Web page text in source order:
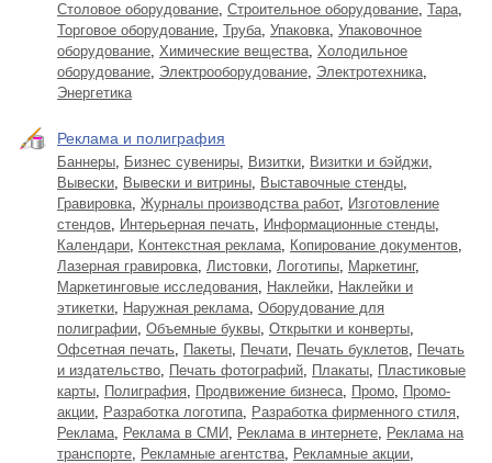
Столовое оборудование, Строительное оборудование, Тара,
Торговое оборудование, Труба, Упаковка, Упаковочное
оборудование, Химические вещества, Холодильное
оборудование, Электрооборудование, Электротехника,
Энергетика
Реклама и полиграфия
Баннеры, Бизнес сувениры, Визитки, Визитки и бэйджи,
Вывески, Вывески и витрины, Выставочные стенды,
Гравировка, Журналы производства работ, Изготовление
стендов, Интерьерная печать, Информационные стенды,
Календари, Контекстная реклама, Копирование документов,
Лазерная гравировка, Листовки, Логотипы, Маркетинг,
Маркетинговые исследования, Наклейки, Наклейки и
этикетки, Наружная реклама, Оборудование для
полиграфии, Объемные буквы, Открытки и конверты,
Офсетная печать, Пакеты, Печати, Печать буклетов, Печать
и издательство, Печать фотографий, Плакаты, Пластиковые
карты, Полиграфия, Продвижение бизнеса, Промо, Промо-
акции, Разработка логотипа, Разработка фирменного стиля,
Реклама, Реклама в СМИ, Реклама в интернете, Реклама на
транспорте, Рекламные агентства, Рекламные акции,